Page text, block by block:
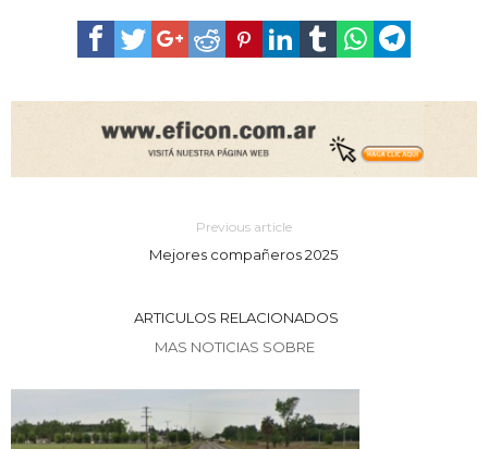
Previous article
Mejores compañeros 2025
ARTICULOS RELACIONADOS
MAS NOTICIAS SOBRE